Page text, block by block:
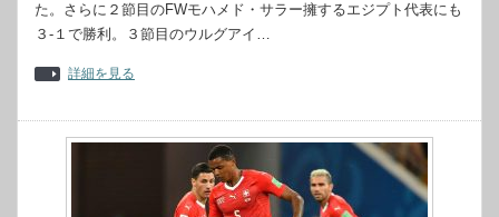
た。さらに２節目のFWモハメド・サラー擁するエジプト代表にも
３-１で勝利。３節目のウルグアイ…
詳細を見る